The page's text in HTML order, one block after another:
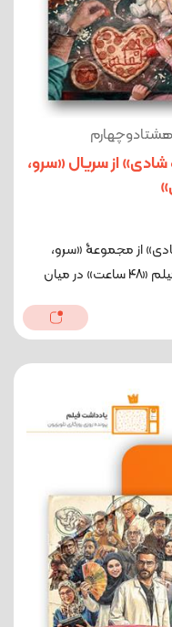
هشتادوچهارم
شادی» از سریال «سرو،
از مجموعۀ «سرو،
سپید، سرخ» بیشتر با فیلم‌های کوتاه و فیلم «۴۸ ساعت» در میان